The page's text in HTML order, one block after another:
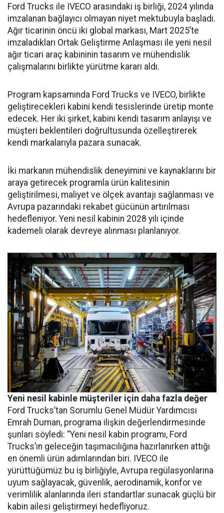
Ford Trucks ile IVECO arasındaki iş birliği, 2024 yılında
imzalanan bağlayıcı olmayan niyet mektubuyla başladı.
Ağır ticarinin öncü iki global markası, Mart 2025’te
imzaladıkları Ortak Geliştirme Anlaşması ile yeni nesil
ağır ticari araç kabininin tasarım ve mühendislik
çalışmalarını birlikte yürütme kararı aldı.
Program kapsamında Ford Trucks ve IVECO, birlikte
geliştirecekleri kabini kendi tesislerinde üretip monte
edecek. Her iki şirket, kabini kendi tasarım anlayışı ve
müşteri beklentileri doğrultusunda özelleştirerek
kendi markalarıyla pazara sunacak.
İki markanın mühendislik deneyimini ve kaynaklarını bir
araya getirecek programla ürün kalitesinin
geliştirilmesi, maliyet ve ölçek avantajı sağlanması ve
Avrupa pazarındaki rekabet gücünün artırılması
hedefleniyor. Yeni nesil kabinin 2028 yılı içinde
kademeli olarak devreye alınması planlanıyor.
Yeni nesil kabinle müşteriler için daha fazla değer
Ford Trucks’tan Sorumlu Genel Müdür Yardımcısı
Emrah Duman, programa ilişkin değerlendirmesinde
şunları söyledi: “Yeni nesil kabin programı, Ford
Trucks’ın geleceğin taşımacılığına hazırlanırken attığı
en önemli ürün adımlarından biri. IVECO ile
yürüttüğümüz bu iş birliğiyle, Avrupa regülasyonlarına
uyum sağlayacak, güvenlik, aerodinamik, konfor ve
verimlilik alanlarında ileri standartlar sunacak güçlü bir
kabin ailesi geliştirmeyi hedefliyoruz.